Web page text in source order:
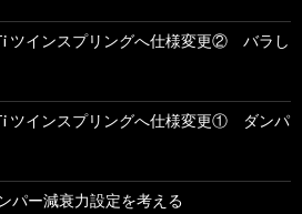
ツインスプリングへ仕様変更② バラし
ツインスプリングへ仕様変更① ダンパ
パー減衰力設定を考える